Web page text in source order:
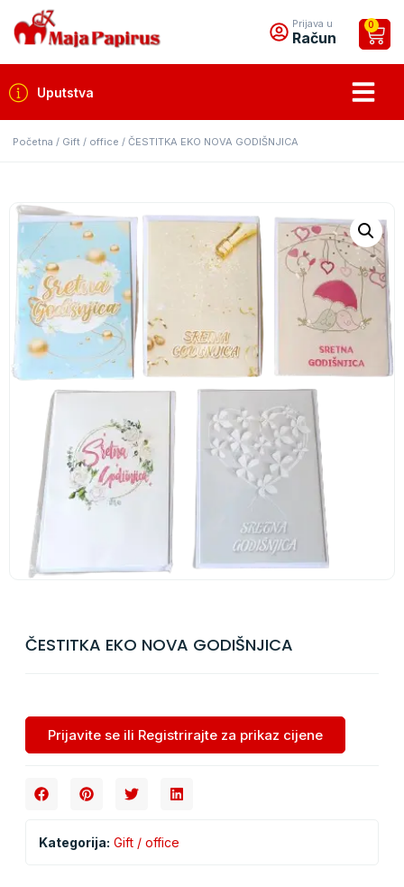
Prijava u
Račun
0
Uputstva
Početna / Gift / office / ČESTITKA EKO NOVA GODIŠNJICA
ČESTITKA EKO NOVA GODIŠNJICA
Prijavite se ili Registrirajte za prikaz cijene
Kategorija: Gift / office